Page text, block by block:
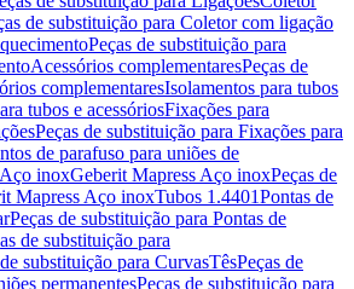
de substituição para Coletor com ligação
Peças de substituição para
Acessórios complementaresPeças de
complementaresIsolamentos para tubos
tubos e acessóriosFixações para
Peças de substituição para Fixações para
de parafuso para uniões de
inoxGeberit Mapress Aço inoxPeças de
Mapress Aço inoxTubos 1.4401Pontas de
Peças de substituição para Pontas de
de substituição para
substituição para CurvasTêsPeças de
permanentesPeças de substituição para